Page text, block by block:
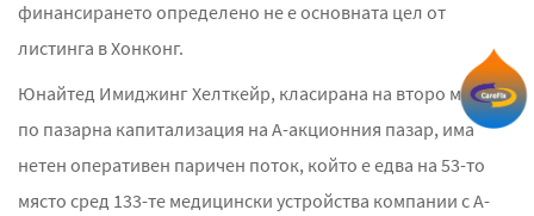
финансирането определено не е основната цел от
листинга в Хонконг.
Юнайтед Имиджинг Хелткейр, класирана на второ място
по пазарна капитализация на А-акционния пазар, има
нетен оперативен паричен поток, който е едва на 53-то
място сред 133-те медицински устройства компании с А-